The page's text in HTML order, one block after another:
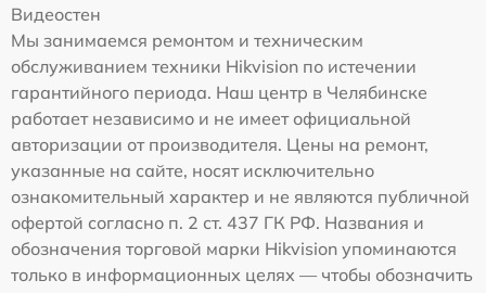
Видеостен
Мы занимаемся ремонтом и техническим
обслуживанием техники Hikvision по истечении
гарантийного периода. Наш центр в Челябинске
работает независимо и не имеет официальной
авторизации от производителя. Цены на ремонт,
указанные на сайте, носят исключительно
ознакомительный характер и не являются публичной
офертой согласно п. 2 ст. 437 ГК РФ. Названия и
обозначения торговой марки Hikvision упоминаются
только в информационных целях — чтобы обозначить